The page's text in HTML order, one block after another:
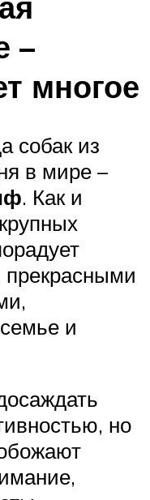
–
многое
собак из
в мире –
. Как и
и
но